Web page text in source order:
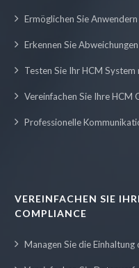
Ermöglichen Sie
Erkennen Sie
Testen Sie Ihr HCM
Vereinfachen Sie Ihre HCM
Professionelle
VEREINFACHEN SIE
COMPLIANCE
Managen Sie die